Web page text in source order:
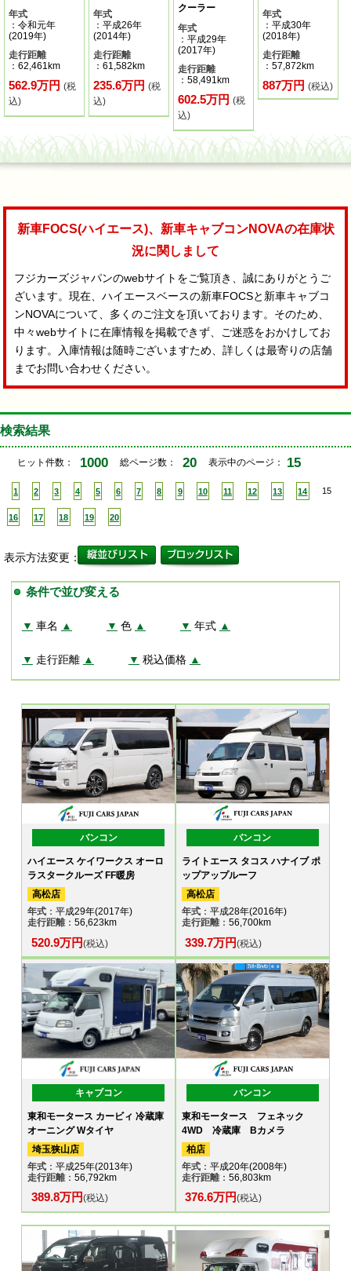
年式
：令和元年
(2019年)
走行距離
：62,461km
562.9万円 (税
込)
年式
：平成26年
(2014年)
走行距離
：61,582km
235.6万円(税
込)
クーラー
年式
：平成29年
(2017年)
走行距離
：58,491km
602.5万円(税
込)
年式
：平成30年
(2018年)
走行距離
：57,872km
887万円(税込)
新車FOCS(ハイエース)、新車キャブコンNOVAの在庫状
況に関しまして
フジカーズジャパンのwebサイトをご覧頂き、誠にありがとうご
ざいます。現在、ハイエースベースの新車FOCSと新車キャブコ
ンNOVAについて、多くのご注文を頂いております。そのため、
中々webサイトに在庫情報を掲載できず、ご迷惑をおかけしてお
ります。入庫情報は随時ございますため、詳しくは最寄りの店舗
までお問い合わせください。
検索結果
ヒット件数： 1000 総ページ数： 20 表示中のページ： 15
1 2 3 4 5 6 7 8 9 10 11 12 13 14 15
16 17 18 19 20
表示方法変更：
条件で並び変える
▼ 車名 ▲ ▼ 色 ▲ ▼ 年式 ▲
▼ 走行距離 ▲ ▼ 税込価格 ▲
バンコン
ハイエース ケイワークス オーロ
ラスタークルーズ FF暖房
高松店
年式 ：平成29年(2017年)
走行距離：56,623km
520.9万円(税込)
バンコン
ライトエース タコス ハナイブ ポ
ップアップルーフ
高松店
年式：平成28年(2016年)
走行距離：56,700km
339.7万円(税込)
キャブコン
東和モータース カービィ 冷蔵庫
オーニング Wタイヤ
埼玉狭山店
年式 ：平成25年(2013年)
走行距離：56,792km
389.8万円(税込)
バンコン
東和モータース フェネック
4WD 冷蔵庫 Bカメラ
柏店
年式：平成20年(2008年)
走行距離：56,803km
376.6万円(税込)